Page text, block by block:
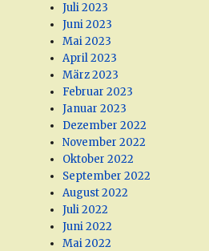
Juli 2023
Juni 2023
Mai 2023
April 2023
März 2023
Februar 2023
Januar 2023
Dezember 2022
November 2022
Oktober 2022
September 2022
August 2022
Juli 2022
Juni 2022
Mai 2022